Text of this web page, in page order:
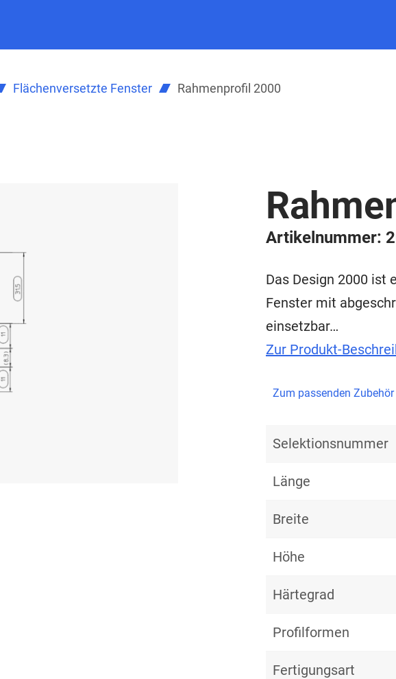
Flächenversetzte Fenster Rahmenprofil 2000
Artikelnummer:
Das Design 2000 ist
Fenster mit
einsetzbar…
Zur Produkt-
Zum passenden Zubehör
Selektionsnummer
Länge
Breite
Höhe
Härtegrad
Profilformen
Fertigungsart